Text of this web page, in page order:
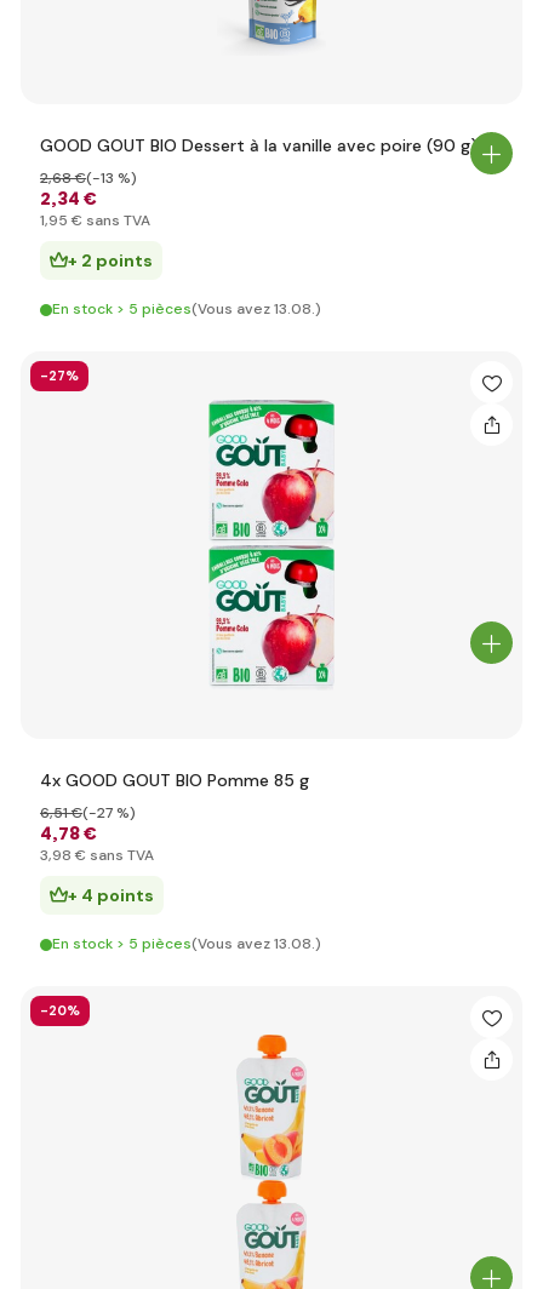
GOOD GOUT BIO Dessert à la vanille avec poire (90 g)
2,34 €
2,68 €(-13 %)
1,95 € sans TVA
+ 2 points
En stock > 5 pièces(Vous avez 13.08.)
-27%
4x GOOD GOUT BIO Pomme 85 g
4,78 €
6,51 €(-27 %)
3,98 € sans TVA
+ 4 points
En stock > 5 pièces(Vous avez 13.08.)
-20%